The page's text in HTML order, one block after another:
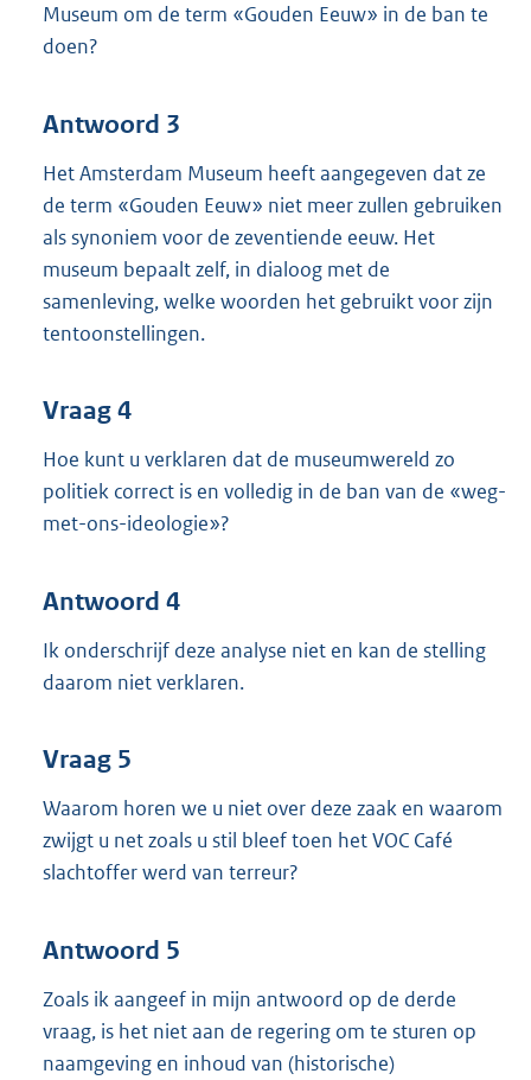
Museum om de term «Gouden Eeuw» in de ban te
doen?
Antwoord 3
Het Amsterdam Museum heeft aangegeven dat ze
de term «Gouden Eeuw» niet meer zullen gebruiken
als synoniem voor de zeventiende eeuw. Het
museum bepaalt zelf, in dialoog met de
samenleving, welke woorden het gebruikt voor zijn
tentoonstellingen.
Vraag 4
Hoe kunt u verklaren dat de museumwereld zo
politiek correct is en volledig in de ban van de «weg-
met-ons-ideologie»?
Antwoord 4
Ik onderschrijf deze analyse niet en kan de stelling
daarom niet verklaren.
Vraag 5
Waarom horen we u niet over deze zaak en waarom
zwijgt u net zoals u stil bleef toen het VOC Café
slachtoffer werd van terreur?
Antwoord 5
Zoals ik aangeef in mijn antwoord op de derde
vraag, is het niet aan de regering om te sturen op
naamgeving en inhoud van (historische)